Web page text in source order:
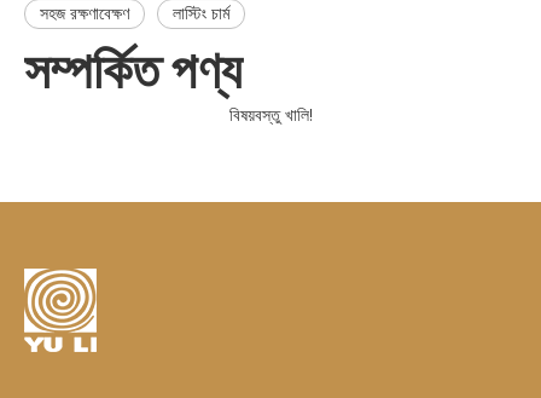
সহজ রক্ষণাবেক্ষণ
লাস্টিং চার্ম
সম্পর্কিত পণ্য
বিষয়বস্তু খালি!